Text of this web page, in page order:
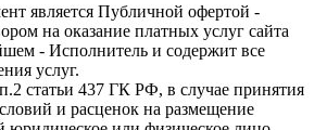
является Публичной офертой -
на оказание платных услуг сайта
- Исполнитель и содержит все
услуг.
статьи 437 ГК РФ, в случае принятия
и расценок на размещение